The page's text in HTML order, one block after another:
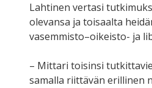
Lahtinen vertasi
olevansa ja toisaalta
vasemmisto–oikeisto- ja
– Mittari toisinsi
samalla riittävän erillinen